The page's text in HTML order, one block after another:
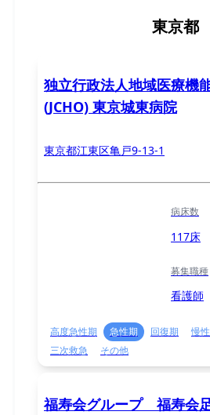
東京都
独立行政法人地域医療機
(JCHO) 東京城東病院
東京都江東区亀戸9-13-1
病床数
117床
募集職種
看護師
高度急性期 急性期 回復期 慢
三次救急
その他
福寿会グループ 福寿会